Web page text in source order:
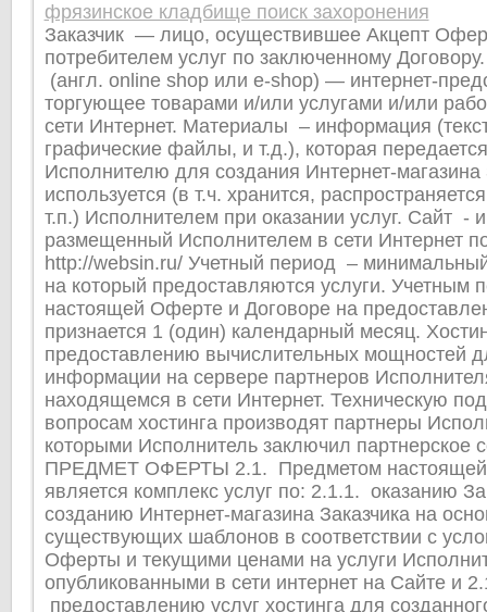
фрязинское кладбище поиск захоронения
Заказчик — лицо, осуществившее Акцепт
потребителем услуг по заключенному
(англ. online shop или e-shop) — интернет-
торгующее товарами и/или услугами и/или
сети Интернет. Материалы – информация
графические файлы, и т.д.), которая
Исполнителю для создания Интернет-магазина
используется (в т.ч. хранится,
т.п.) Исполнителем при оказании услуг. Сайт -
размещенный Исполнителем в сети Интернет
http://websin.ru/ Учетный период –
на который предоставляются услуги. Учетным
настоящей Оферте и Договоре на
признается 1 (один) календарный месяц.
предоставлению вычислительных мощностей
информации на сервере партнеров
находящемся в сети Интернет. Техническую
вопросам хостинга производят партнеры
которыми Исполнитель заключил партнерское
ПРЕДМЕТ ОФЕРТЫ 2.1. Предметом
является комплекс услуг по: 2.1.1. оказанию
созданию Интернет-магазина Заказчика на
существующих шаблонов в соответствии с
Оферты и текущими ценами на услуги
опубликованными в сети интернет на Сайте и
предоставлению услуг хостинга для